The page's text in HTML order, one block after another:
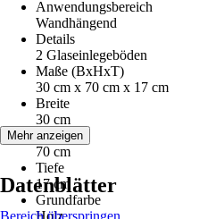
Anwendungsbereich
Wandhängend
Details
2 Glaseinlegeböden
Maße (BxHxT)
30 cm x 70 cm x 17 cm
Breite
30 cm
Höhe
70 cm
Tiefe
17 cm
Grundfarbe
Holz
Mehr anzeigen
Datenblätter
Bereich überspringen